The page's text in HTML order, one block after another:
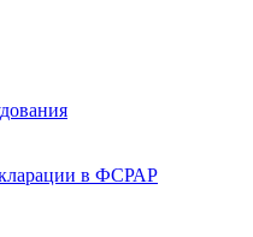
в ФСРАР